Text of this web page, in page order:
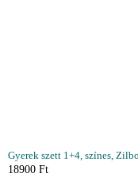
Gyerek szett 1+4, színes, Zilbo
18900 Ft